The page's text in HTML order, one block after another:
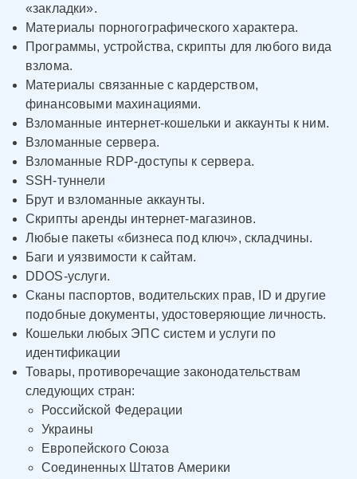
«закладки».
Материалы порногографического характера.
Программы, устройства, скрипты для любого вида
взлома.
Материалы связанные с кардерством,
финансовыми махинациями.
Взломанные интернет-кошельки и аккаунты к ним.
Взломанные сервера.
Взломанные RDP-доступы к сервера.
SSH-туннели
Брут и взломанные аккаунты.
Скрипты аренды интернет-магазинов.
Любые пакеты «бизнеса под ключ», складчины.
Баги и уязвимости к сайтам.
DDOS-услуги.
Сканы паспортов, водительских прав, ID и другие
подобные документы, удостоверяющие личность.
Кошельки любых ЭПС систем и услуги по
идентификации
Товары, противоречащие законодательствам
следующих стран:
Российской Федерации
Украины
Европейского Союза
Соединенных Штатов Америки